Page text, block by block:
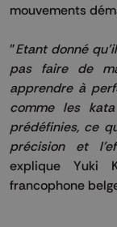
mouvements
"Etant donné
pas faire de
apprendre à
comme les
prédéfinies, ce
précision et
explique Yuki
francophone